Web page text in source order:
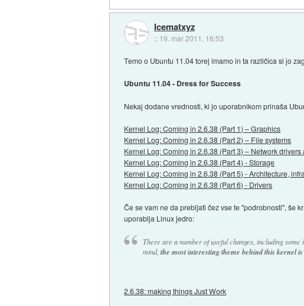
Icematxyz
:: 19. mar 2011, 16:53
Temo o Ubuntu 11.04 torej imamo in ta različica si jo
Ubuntu 11.04 - Dress for Success
Nekaj dodane vrednosti, ki jo uporabnikom prinaša
Kernel Log: Coming in 2.6.38 (Part 1) – Graphics
Kernel Log: Coming in 2.6.38 (Part 2) – File systems
Kernel Log: Coming in 2.6.38 (Part 3) – Network drivers
Kernel Log: Coming in 2.6.38 (Part 4) - Storage
Kernel Log: Coming in 2.6.38 (Part 5) - Architecture,
Kernel Log: Coming in 2.6.38 (Part 6) - Drivers
Če se vam ne da prebijati čez vse te "podrobnosti", še
uporablja Linux jedro:
There are a number of useful changes, including
mind, the most interesting theme behind this kernel
2.6.38: making things Just Work